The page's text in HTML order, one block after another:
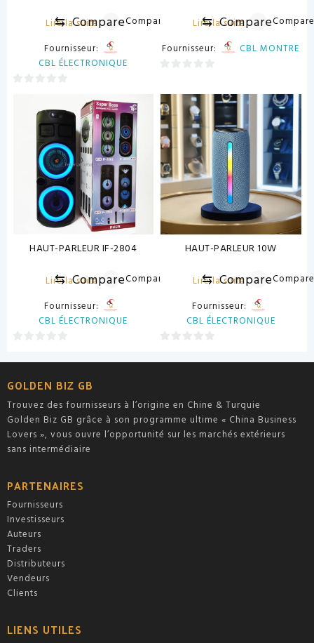
Lire la suite
⇆ CompareCompare
Fournisseur:
CBL ÉLECTRONIQUE
Lire la suite
⇆ Compare
Fournisseur:
CBL MONTRE
5
HAUT-PARLEUR IF-2804
Lire la suite
⇆ CompareCompare
Fournisseur:
CBL ÉLECTRONIQUE
sur
HAUT-PARLEUR 10W
Lire la suite
⇆ Compare
Fournisseur:
CBL ÉLECTRONIQUE
sur
GOLDEN BIZ GB
Trouvez des fournisseurs à l’origine en Chine & Turquie
Golden Biz GB grâce à son programme ultime « China Business
Lovers », vous ouvre l’opportunité sur les marchés extérieurs
sans intermédiaire
PARTENAIRES
Fournisseurs
Investisseurs
Auteurs
Traders
Distributeurs
Vendeurs
Clients
LIENS UTILES